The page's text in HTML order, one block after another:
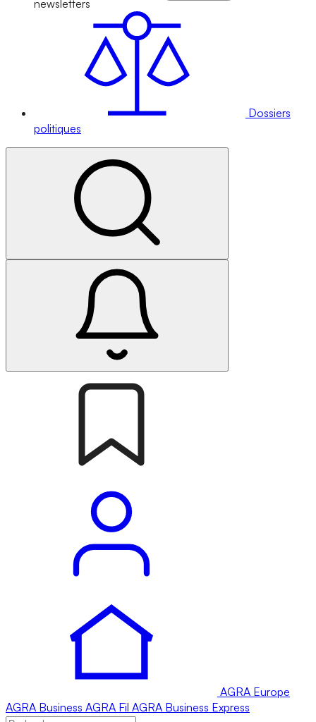
newsletters
Dossiers
politiques
AGRA Europe
AGRA Business AGRA Fil AGRA Business Express